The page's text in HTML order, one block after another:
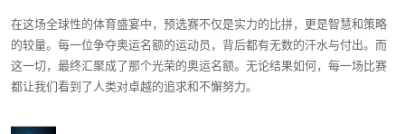
在这场全球性的体育盛宴中，预选赛不仅是实力的比拼，更是智慧和策略
的较量。每一位争夺奥运名额的运动员，背后都有无数的汗水与付出。而
这一切，最终汇聚成了那个光荣的奥运名额。无论结果如何，每一场比赛
都让我们看到了人类对卓越的追求和不懈努力。